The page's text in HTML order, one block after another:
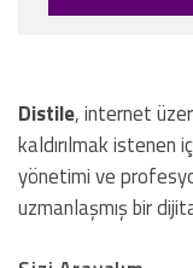
Distile, internet
kaldırılmak istenen
yönetimi ve
uzmanlaşmış bir